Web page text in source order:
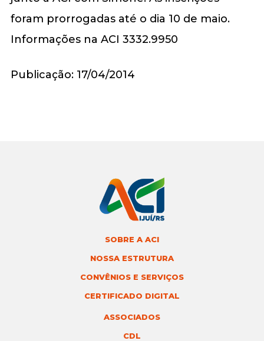
foram prorrogadas até o dia 10 de maio.
Informações na ACI 3332.9950
Publicação: 17/04/2014
SOBRE A ACI
NOSSA ESTRUTURA
CONVÊNIOS E SERVIÇOS
CERTIFICADO DIGITAL
ASSOCIADOS
CDL